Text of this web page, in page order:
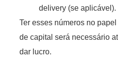
delivery (se aplicável).
Ter esses números no
de capital será necessário
dar lucro.